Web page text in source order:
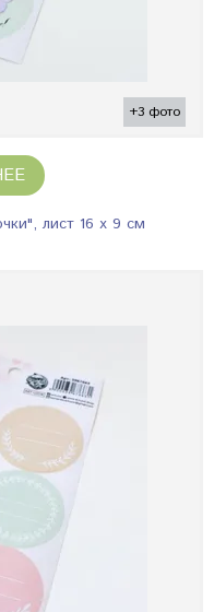
+3 фото
лист 16 х 9 см